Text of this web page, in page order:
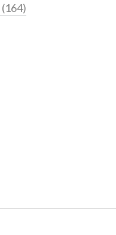
(164)